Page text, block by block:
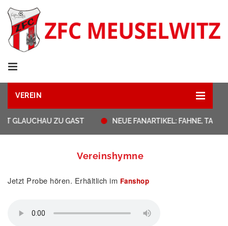
VEREIN
GLAUCHAU ZU GAST NEUE FANARTIKEL: FAHNE,
Vereinshymne
Jetzt Probe hören. Erhältlich im Fanshop